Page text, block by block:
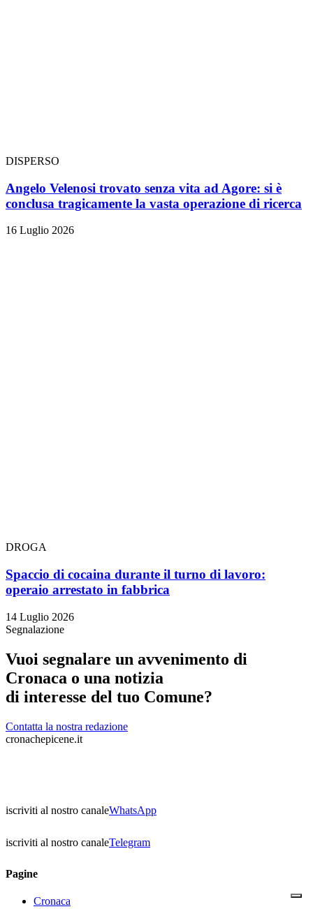
DISPERSO
Angelo Velenosi trovato senza vita ad Agore: si è
conclusa tragicamente la vasta operazione di ricerca
16 Luglio 2026
DROGA
Spaccio di cocaina durante il turno di lavoro:
operaio arrestato in fabbrica
14 Luglio 2026
Segnalazione
Vuoi segnalare un avvenimento di
Cronaca o una notizia
di interesse del tuo Comune?
Contatta la nostra redazione
cronachepicene.it
iscriviti al nostro canaleWhatsApp
iscriviti al nostro canaleTelegram
Pagine
Cronaca